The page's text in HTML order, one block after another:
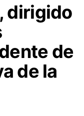
dirigido
de
de la